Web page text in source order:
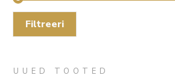
Filtreeri
UUED TOOTED